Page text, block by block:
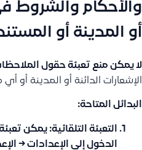
والأحكام والشروط
أو المدينة أو
لا يمكن منع تعبئة حقول
الإشعارات الدائنة أو المدينة أو
البدائل المتاحة:
التعبئة التلقائية: يمكن
الدخول إلى الإعدادات →